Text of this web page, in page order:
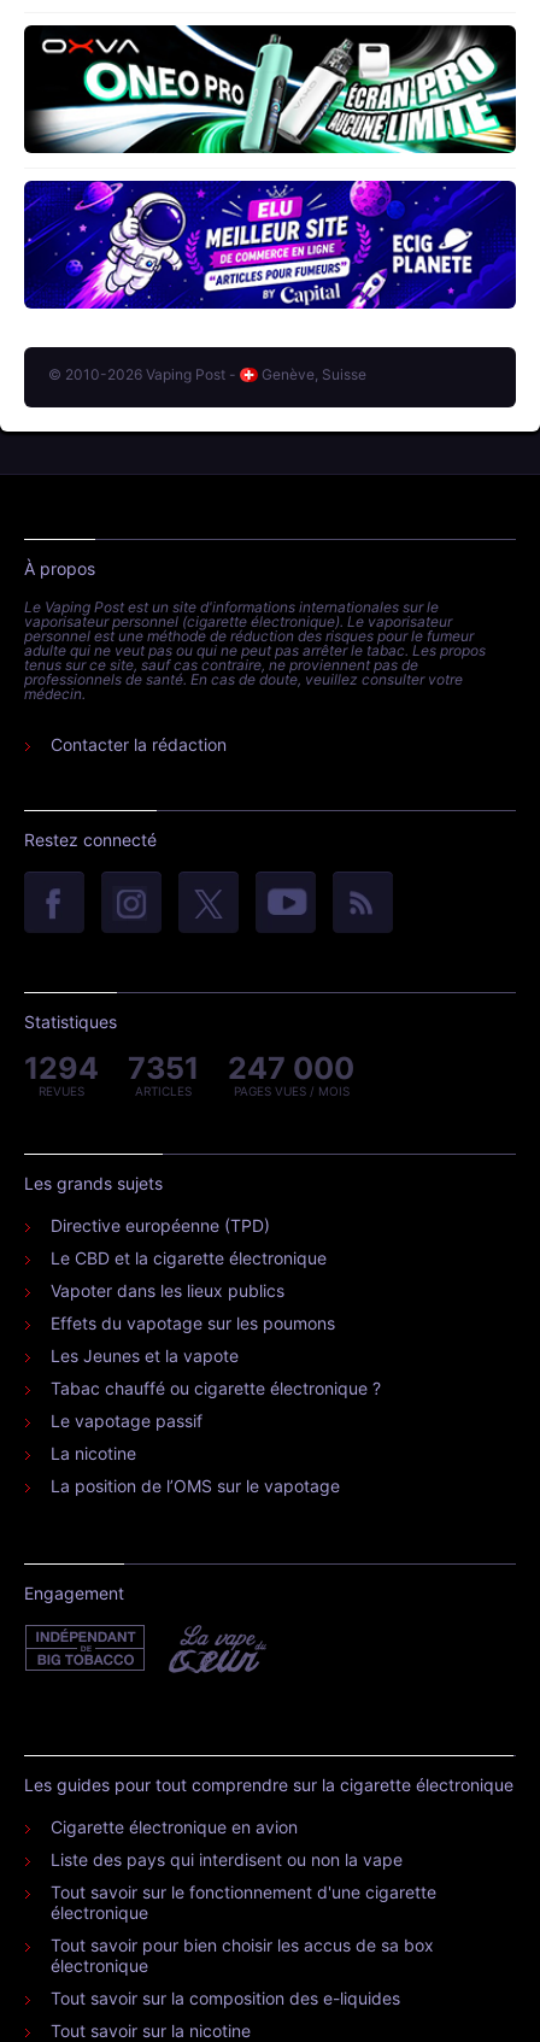
© 2010-2026 Vaping Post - Genève, Suisse
À propos
Le Vaping Post est un site d'informations internationales sur le
vaporisateur personnel (cigarette électronique). Le vaporisateur
personnel est une méthode de réduction des risques pour le fumeur
adulte qui ne veut pas ou qui ne peut pas arrêter le tabac. Les propos
tenus sur ce site, sauf cas contraire, ne proviennent pas de
professionnels de santé. En cas de doute, veuillez consulter votre
médecin.
Contacter la rédaction
Restez connecté
Statistiques
1294
REVUES
7351
ARTICLES
247 000
PAGES VUES / MOIS
Les grands sujets
Directive européenne (TPD)
Le CBD et la cigarette électronique
Vapoter dans les lieux publics
Effets du vapotage sur les poumons
Les Jeunes et la vapote
Tabac chauffé ou cigarette électronique ?
Le vapotage passif
La nicotine
La position de l’OMS sur le vapotage
Engagement
Les guides pour tout comprendre sur la cigarette électronique
Cigarette électronique en avion
Liste des pays qui interdisent ou non la vape
Tout savoir sur le fonctionnement d'une cigarette
électronique
Tout savoir pour bien choisir les accus de sa box
électronique
Tout savoir sur la composition des e-liquides
Tout savoir sur la nicotine